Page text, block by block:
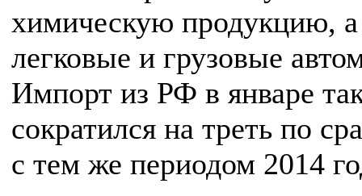
химическую продукцию,
легковые и грузовые
Импорт из РФ в январе
сократился на треть по
с тем же периодом 2014